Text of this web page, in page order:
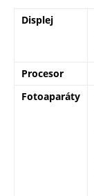
Displej
Procesor
Fotoaparáty